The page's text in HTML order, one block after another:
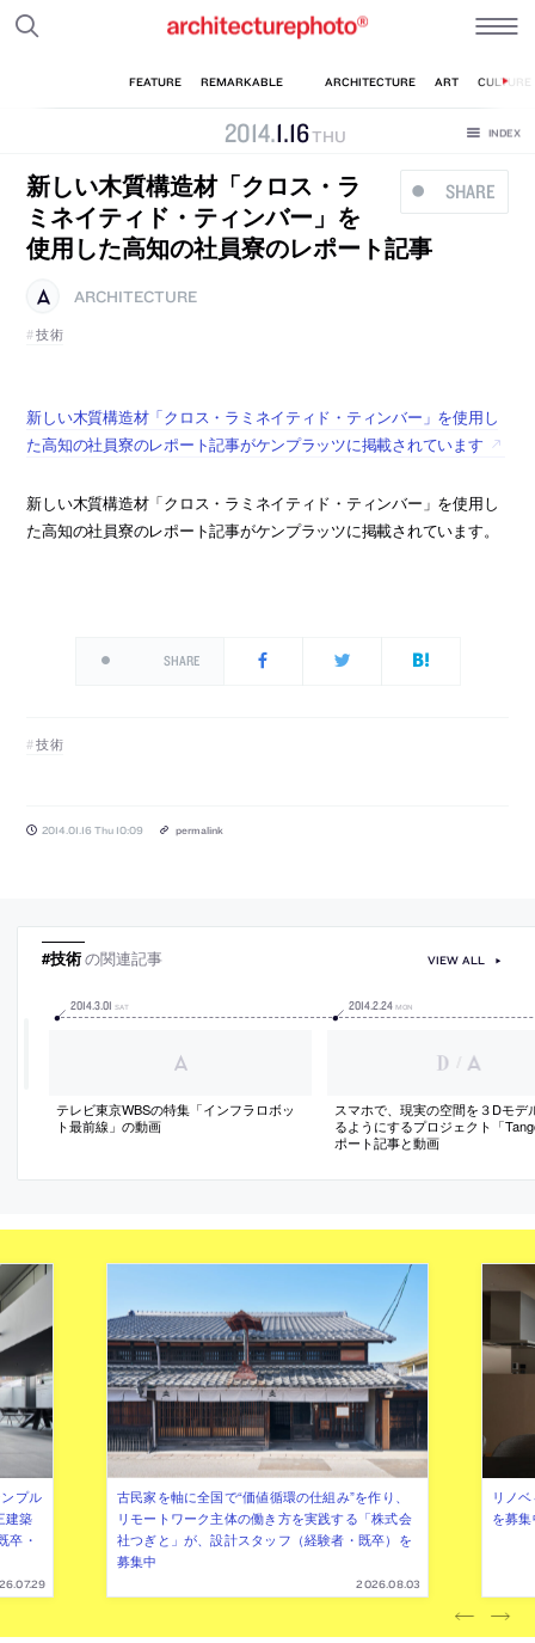
2014.1.16THU
SHARE
新しい木質構造材「クロス・ラ
ミネイティド・ティンバー」を
使用した高知の社員寮のレポート記事
ARCHITECTURE
技術
新しい木質構造材「クロス・ラミネイティド・ティンバー」を使用し
た高知の社員寮のレポート記事がケンプラッツに掲載されています
新しい木質構造材「クロス・ラミネイティド・ティンバー」を使用し
た高知の社員寮のレポート記事がケンプラッツに掲載されています。
SHARE
技術
2014.01.16 Thu 10:09 permalink
#技術の関連記事
2014.3.01 SAT
テレビ東京WBSの特集「インフラロボッ
ト最前線」の動画
2014.2.24 MON
スマホで、現実の空間を３Dモデ
るようにするプロジェクト「
ポート記事と動画
VIEW ALL
プル
建築
卒・
古民家を軸に全国で“価値循環の仕組み”を作り、
リモートワーク主体の働き方を実践する「株式会
社つぎと」が、設計スタッフ（経験者・既卒）を
募集中
2026.08.03
リノ
を募